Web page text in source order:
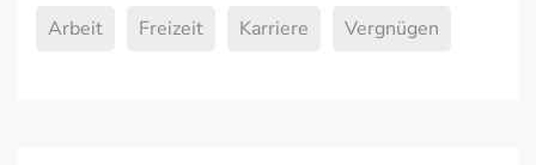
Arbeit Freizeit Karriere Vergnügen